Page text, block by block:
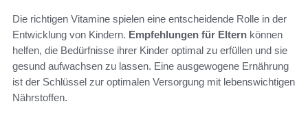
Die richtigen Vitamine spielen eine entscheidende Rolle in der
Entwicklung von Kindern. Empfehlungen für Eltern können
helfen, die Bedürfnisse ihrer Kinder optimal zu erfüllen und sie
gesund aufwachsen zu lassen. Eine ausgewogene Ernährung
ist der Schlüssel zur optimalen Versorgung mit lebenswichtigen
Nährstoffen.